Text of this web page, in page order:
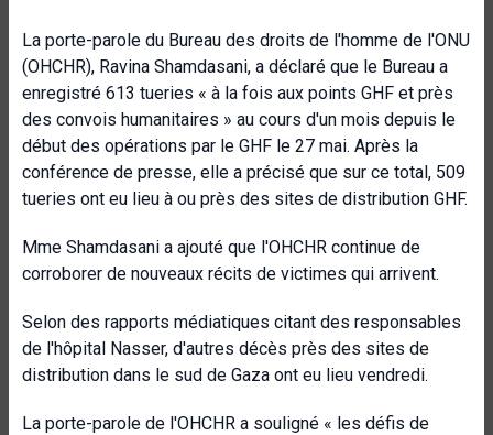
La porte-parole du Bureau des droits de l'homme de l'ONU
(OHCHR), Ravina Shamdasani, a déclaré que le Bureau a
enregistré 613 tueries « à la fois aux points GHF et près
des convois humanitaires » au cours d'un mois depuis le
début des opérations par le GHF le 27 mai. Après la
conférence de presse, elle a précisé que sur ce total, 509
tueries ont eu lieu à ou près des sites de distribution GHF.
Mme Shamdasani a ajouté que l'OHCHR continue de
corroborer de nouveaux récits de victimes qui arrivent.
Selon des rapports médiatiques citant des responsables
de l'hôpital Nasser, d'autres décès près des sites de
distribution dans le sud de Gaza ont eu lieu vendredi.
La porte-parole de l'OHCHR a souligné « les défis de